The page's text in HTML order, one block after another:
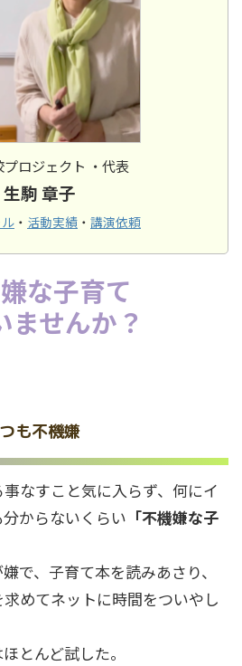
プロジェクト ・代表
生駒 章子
・ 活動実績 ・ 講演依頼
な子育て
ませんか？
も不機嫌
なすこと気に入らず、何にイ
からないくらい 「不機嫌な子
で、子育て本を読みあさり、
めてネットに時間をついやし
とんど試した。